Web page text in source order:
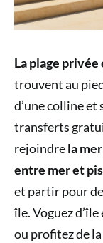
La plage privée
trouvent au
d’une colline
transferts
rejoindrela
entre mer et
et partir pour
île. Voguez
ou profitez de